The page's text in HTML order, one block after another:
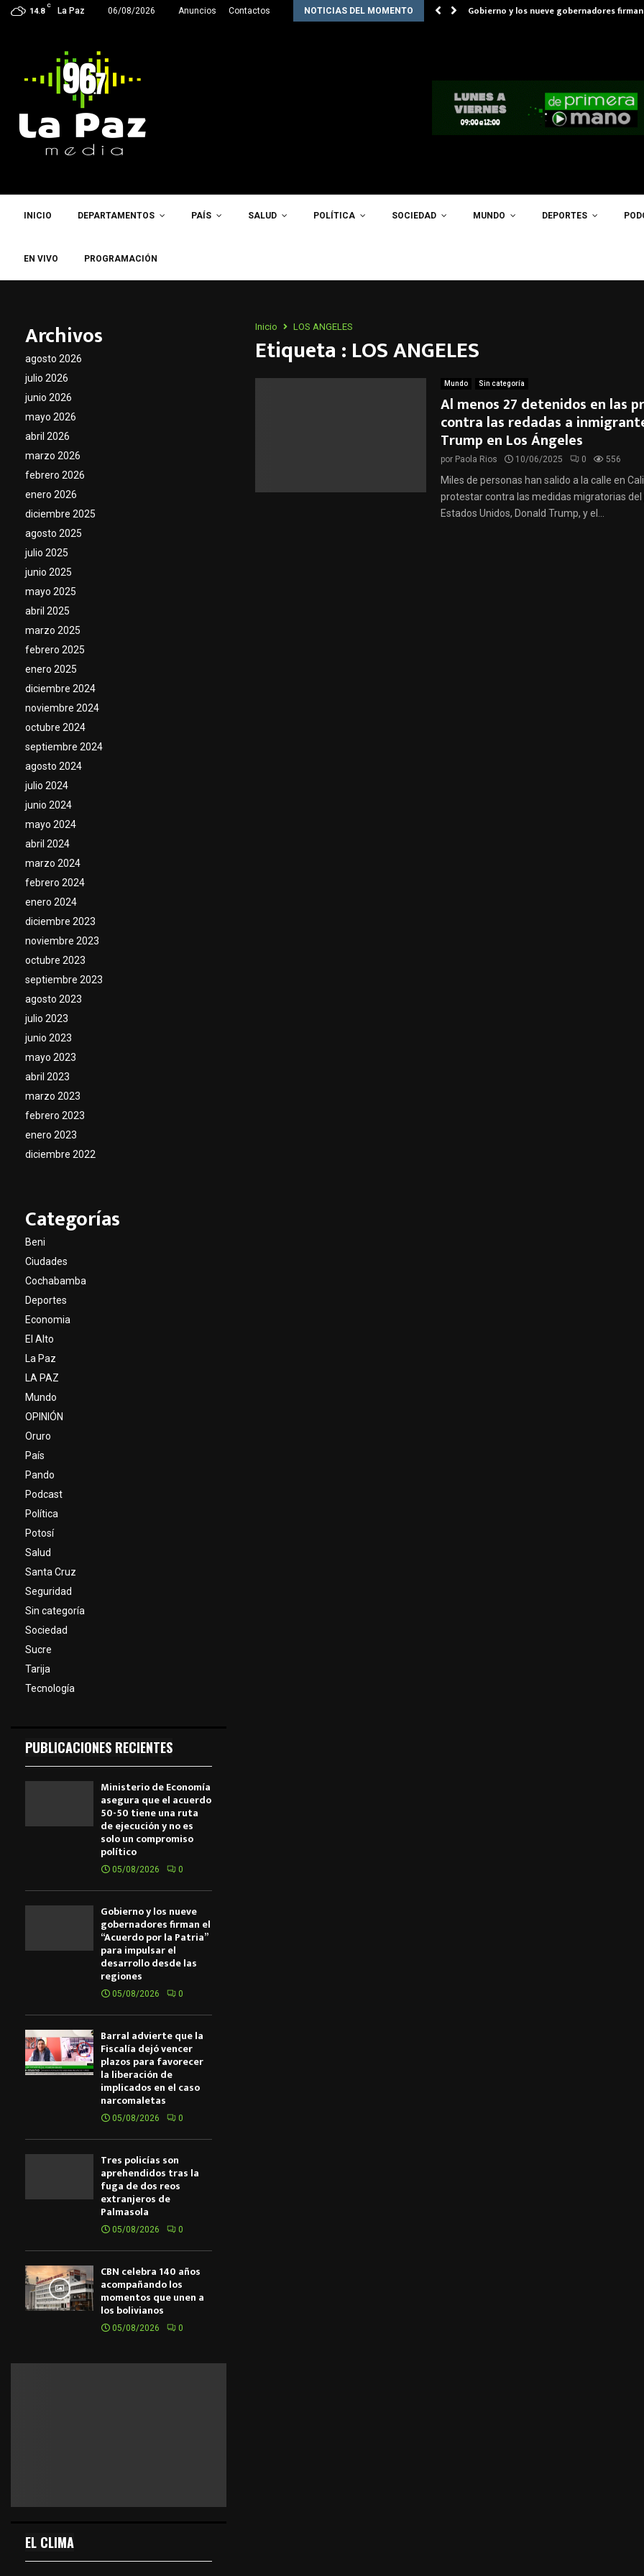
14.8
C
La Paz 06/08/2026 Anuncios Contactos NOTICIAS DEL MOMENTO
Ministerio de Economía asegura que el acuerdo… Gobierno y los nueve gobernadores firman
INICIO DEPARTAMENTOS PAÍS SALUD POLÍTICA SOCIEDAD MUNDO DEPORTES
EN VIVO PROGRAMACIÓN
Inicio LOS ANGELES
Etiqueta : LOS ANGELES
Mundo Sin categoría
Al menos 27 detenidos en las
contra las redadas a
Trump en Los Ángeles
por Paola Rios 10/06/2025 0 556
Miles de personas han salido a la calle en
protestar contra las medidas migratorias del
Estados Unidos, Donald Trump, y el...
Archivos
agosto 2026
julio 2026
junio 2026
mayo 2026
abril 2026
marzo 2026
febrero 2026
enero 2026
diciembre 2025
agosto 2025
julio 2025
junio 2025
mayo 2025
abril 2025
marzo 2025
febrero 2025
enero 2025
diciembre 2024
noviembre 2024
octubre 2024
septiembre 2024
agosto 2024
julio 2024
junio 2024
mayo 2024
abril 2024
marzo 2024
febrero 2024
enero 2024
diciembre 2023
noviembre 2023
octubre 2023
septiembre 2023
agosto 2023
julio 2023
junio 2023
mayo 2023
abril 2023
marzo 2023
febrero 2023
enero 2023
diciembre 2022
Categorías
Beni
Ciudades
Cochabamba
Deportes
Economia
El Alto
La Paz
LA PAZ
Mundo
OPINIÓN
Oruro
País
Pando
Podcast
Política
Potosí
Salud
Santa Cruz
Seguridad
Sin categoría
Sociedad
Sucre
Tarija
Tecnología
PUBLICACIONES RECIENTES
Ministerio de Economía
asegura que el acuerdo
50-50 tiene una ruta
de ejecución y no es
solo un compromiso
político
05/08/2026 0
Gobierno y los nueve
gobernadores firman el
“Acuerdo por la Patria”
para impulsar el
desarrollo desde las
regiones
05/08/2026 0
Barral advierte que la
Fiscalía dejó vencer
plazos para favorecer
la liberación de
implicados en el caso
narcomaletas
05/08/2026 0
Tres policías son
aprehendidos tras la
fuga de dos reos
extranjeros de
Palmasola
05/08/2026 0
CBN celebra 140 años
acompañando los
momentos que unen a
los bolivianos
05/08/2026 0
EL CLIMA